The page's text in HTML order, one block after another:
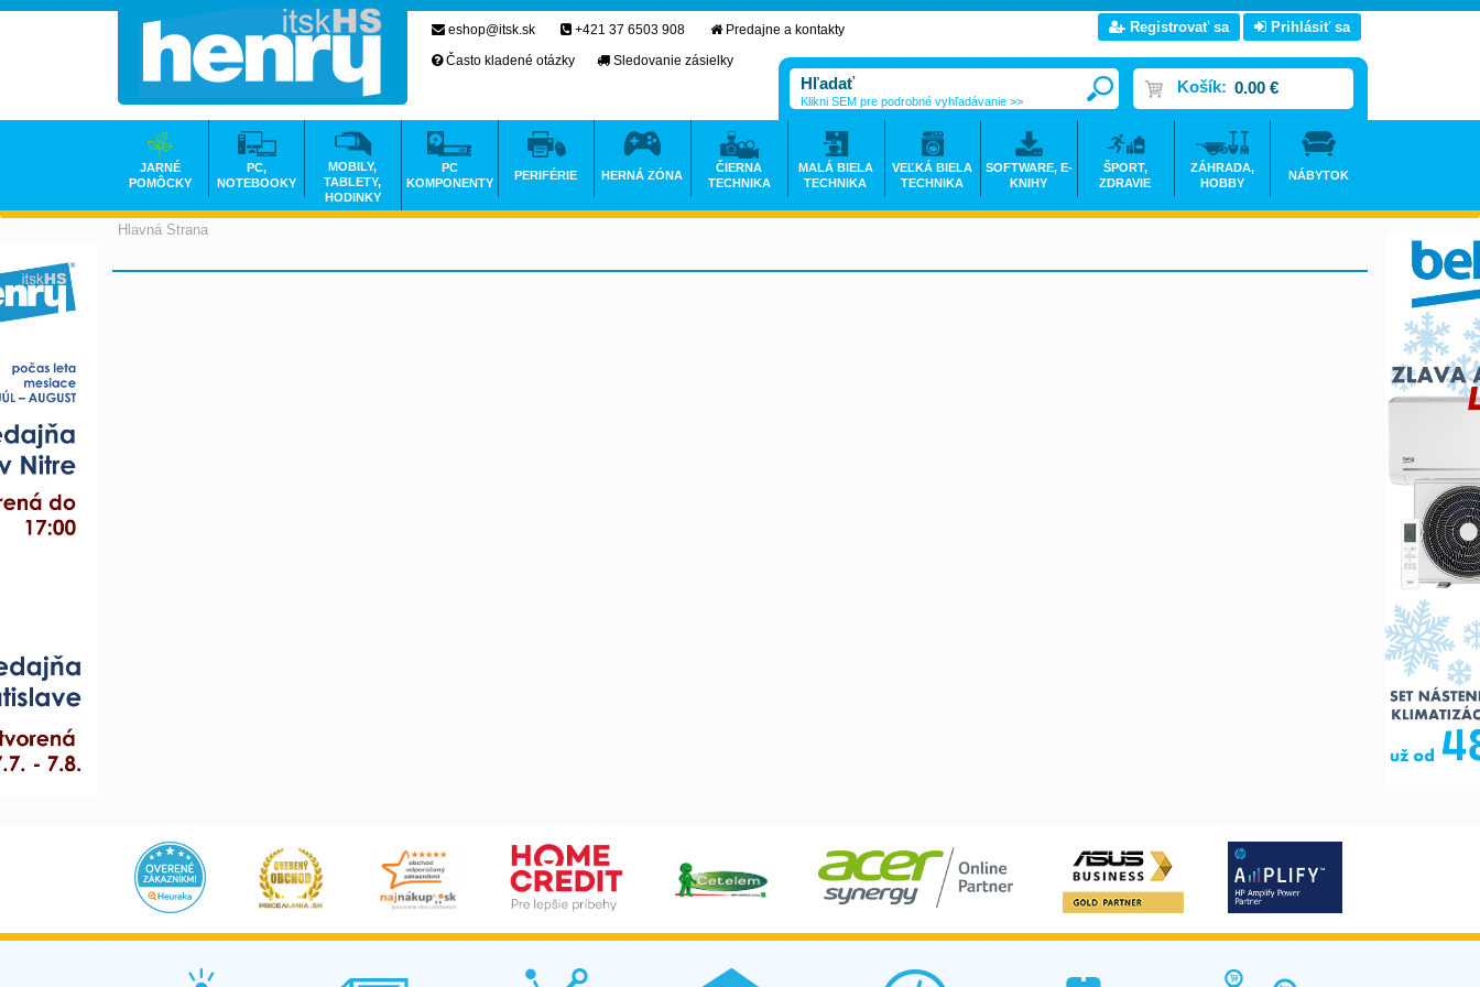
Hlavná Strana
eshop@itsk.sk +421 37 6503 908
Predajne a kontakty
Často kladené otázky
Sledovanie zásielky
Registrovať sa Prihlásiť sa
Košík: 0.00 €
Klikni SEM pre podrobné vyhľadávanie >>
JARNÉ
POMÔCKY
PC,
NOTEBOOKY
MOBILY,
TABLETY,
HODINKY
PC
KOMPONENTY
PERIFÉRIE HERNÁ ZÓNA
ČIERNA
TECHNIKA
MALÁ BIELA
TECHNIKA
VEĽKÁ BIELA
TECHNIKA
SOFTWARE, E-
KNIHY
ŠPORT,
ZDRAVIE
ZÁHRADA,
HOBBY
NÁBYTOK